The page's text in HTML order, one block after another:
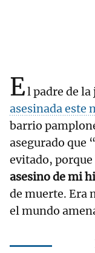
El padre de la
asesinada este
barrio
asegurado que
evitado,
asesino de mi
de muerte. Era
el mundo